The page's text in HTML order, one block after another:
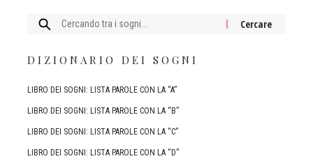
Cercare:
DIZIONARIO DEI SOGNI
LIBRO DEI SOGNI: LISTA PAROLE CON LA “A”
LIBRO DEI SOGNI: LISTA PAROLE CON LA “B”
LIBRO DEI SOGNI: LISTA PAROLE CON LA “C”
LIBRO DEI SOGNI: LISTA PAROLE CON LA “D”